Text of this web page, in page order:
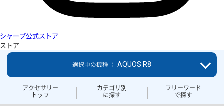
シャープ公式ストア
ストア
アクセサリー
トップ
カテゴリ別
に探す
フリーワード
で探す
選択中の機種 ： AQUOS R8